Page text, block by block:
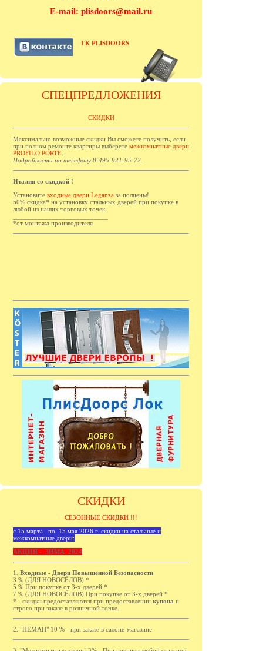
E-mail: plisdoors@mail.ru
ГК PLISDOORS
СПЕЦПРЕДЛОЖЕНИЯ
СКИДКИ
Максимально возможные скидки Вы сможете получить, если
при полном ремонте квартиры выберете межкомнатные двери
PROFILO PORTE
Подробности по телефону 8-495-921-95-72.
Италия со скидкой !
Установите входные двери Leganza за полцены!
50% скидка* на установку стальных дверей при покупке в
любой из наших торговых точек.
*от монтажа производителя
СКИДКИ
СЕЗОННЫЕ СКИДКИ !!!
с 15 марта по 15 мая 2026 г. скидки на стальные и
межкомнатные двери:
АКЦИЯ - ЗИМА 2024
1. Входные - Двери Повышенной Безопасности
3 % (ДЛЯ НОВОСЁЛОВ) *
5 % При покупке от 3-х дверей *
7 % (ДЛЯ НОВОСЁЛОВ) При покупке от 3-х дверей *
* - cкидки предоставляются при предоставлении купона и
строго при заказе в розничной точке.
2. "НЕМАН" 10 % - при заказе в салоне-магазине